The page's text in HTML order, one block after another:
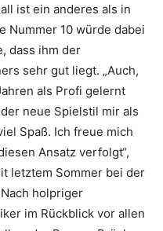
ist ein anderes als in
Nummer 10 würde dabei
dass ihm der
sehr gut liegt. „Auch,
als Profi gelernt
neue Spielstil mir als
Spaß. Ich freue mich
Ansatz verfolgt“,
letztem Sommer bei der
holpriger
im Rückblick vor allen